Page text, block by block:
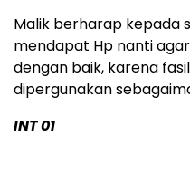
Malik berharap kepada
mendapat Hp nanti
dengan baik, karena
dipergunakan
INT 01